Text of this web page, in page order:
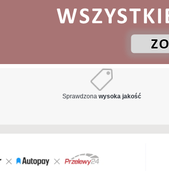
Sprawdzona wysoka jakość